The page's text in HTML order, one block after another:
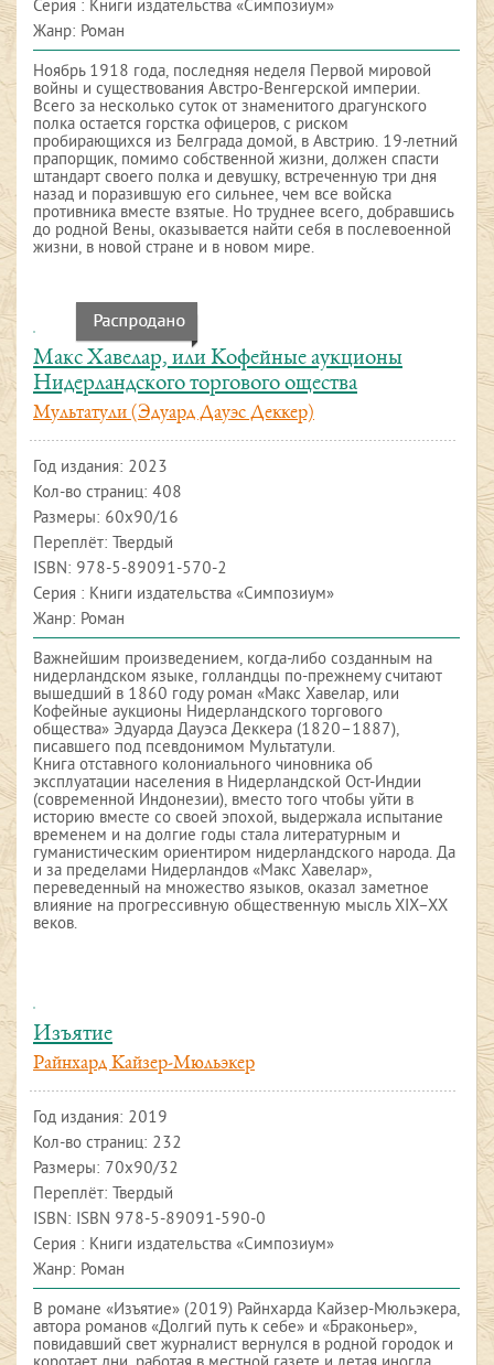
Серия : Книги издательства «Симпозиум»
Жанр: Роман
Ноябрь 1918 года, последняя неделя Первой мировой
войны и существования Австро-Венгерской империи.
Всего за несколько суток от знаменитого драгунского
полка остается горстка офицеров, с риском
пробирающихся из Белграда домой, в Австрию. 19-летний
прапорщик, помимо собственной жизни, должен спасти
штандарт своего полка и девушку, встреченную три дня
назад и поразившую его сильнее, чем все войска
противника вместе взятые. Но труднее всего, добравшись
до родной Вены, оказывается найти себя в послевоенной
жизни, в новой стране и в новом мире.
Макс Хавелар, или Кофейные аукционы
Нидерландского торгового ощества
Мультатули (Эдуард Дауэс Деккер)
Год издания: 2023
Кол-во страниц: 408
Размеры: 60х90/16
Переплёт: Твердый
ISBN: 978-5-89091-570-2
Серия : Книги издательства «Симпозиум»
Жанр: Роман
Важнейшим произведением, когда-либо созданным на
нидерландском языке, голландцы по-прежнему считают
вышедший в 1860 году роман «Макс Хавелар, или
Кофейные аукционы Нидерландского торгового
общества» Эдуарда Дауэса Деккера (1820–1887),
писавшего под псевдонимом Мультатули.
Книга отставного колониального чиновника об
эксплуатации населения в Нидерландской Ост-Индии
(современной Индонезии), вместо того чтобы уйти в
историю вместе со своей эпохой, выдержала испытание
временем и на долгие годы стала литературным и
гуманистическим ориентиром нидерландского народа. Да
и за пределами Нидерландов «Макс Хавелар»,
переведенный на множество языков, оказал заметное
влияние на прогрессивную общественную мысль XIX–XX
веков.
Изъятие
Райнхард Кайзер-Мюльэкер
Год издания: 2019
Кол-во страниц: 232
Размеры: 70x90/32
Переплёт: Твердый
ISBN: ISBN 978-5-89091-590-0
Серия : Книги издательства «Симпозиум»
Жанр: Роман
В романе «Изъятие» (2019) Райнхарда Кайзер-Мюльэкера,
автора романов «Долгий путь к себе» и «Браконьер»,
повидавший свет журналист вернулся в родной городок и